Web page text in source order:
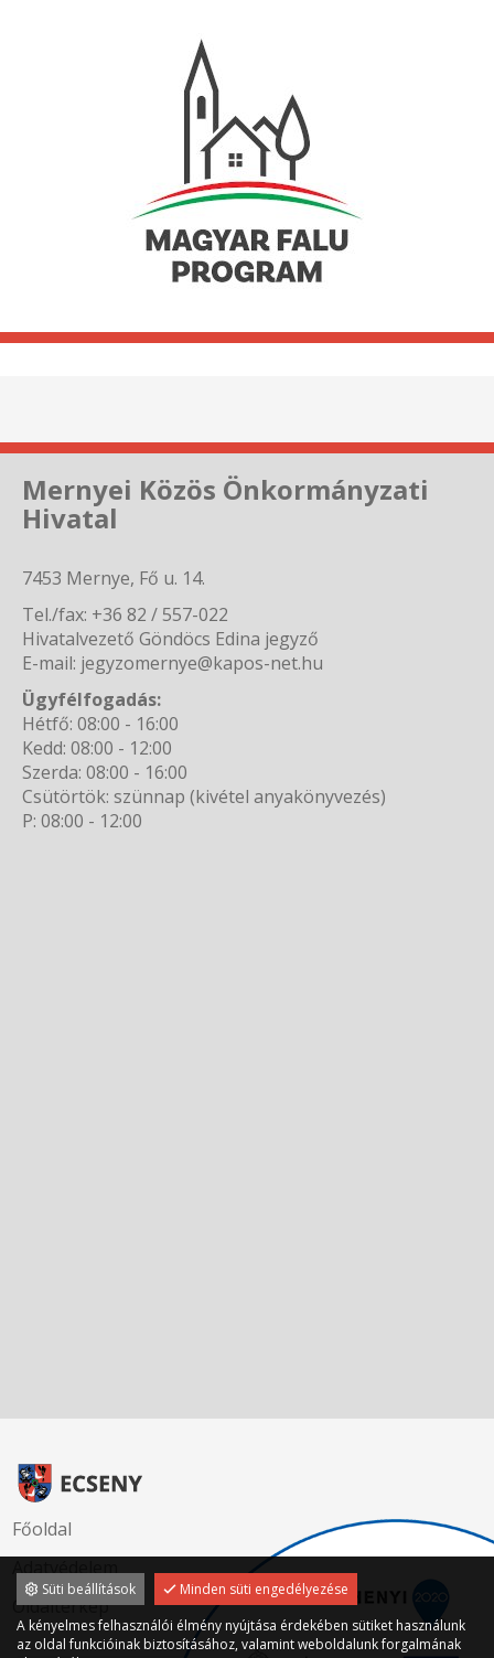
Mernyei Közös Önkormányzati
Hivatal
7453 Mernye, Fő u. 14.
Tel./fax: +36 82 / 557-022
Hivatalvezető Göndöcs Edina jegyző
E-mail: jegyzomernye@kapos-net.hu
Ügyfélfogadás:
Hétfő: 08:00 - 16:00
Kedd: 08:00 - 12:00
Szerda: 08:00 - 16:00
Csütörtök: szünnap (kivétel anyakönyvezés)
P: 08:00 - 12:00
Főoldal
Adatvédelem
Oldaltérkép
Süti beállítások
Minden süti engedélyezése
A kényelmes felhasználói élmény nyújtása érdekében sütiket használunk
az oldal funkcióinak biztosításához, valamint weboldalunk forgalmának